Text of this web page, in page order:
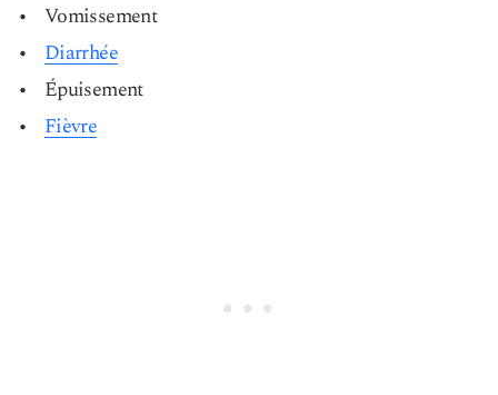
Vomissement
Diarrhée
Épuisement
Fièvre